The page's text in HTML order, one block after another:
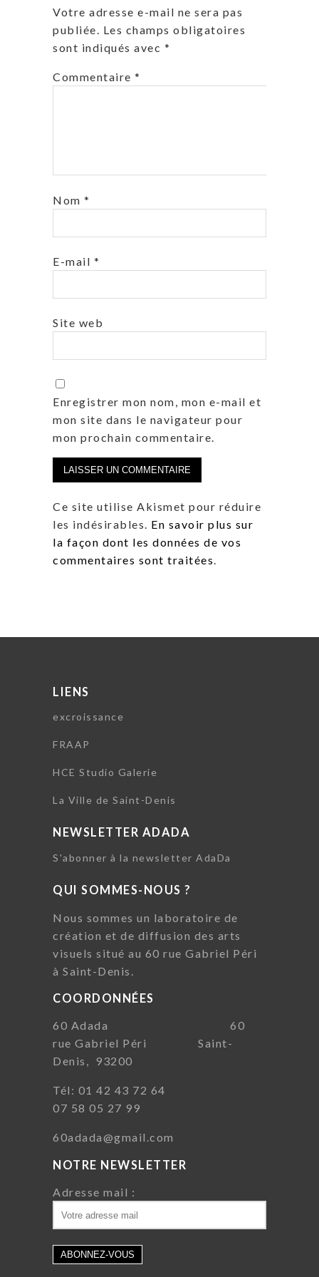
Votre adresse e-mail ne sera pas
publiée. Les champs obligatoires
sont indiqués avec *
Commentaire *
Nom *
E-mail *
Site web
Enregistrer mon nom, mon e-mail et
mon site dans le navigateur pour
mon prochain commentaire.
Ce site utilise Akismet pour réduire
les indésirables. En savoir plus sur
la façon dont les données de vos
commentaires sont traitées.
LIENS
excroissance
FRAAP
HCE Studio Galerie
La Ville de Saint-Denis
NEWSLETTER ADADA
S'abonner à la newsletter AdaDa
QUI SOMMES-NOUS ?
Nous sommes un laboratoire de
création et de diffusion des arts
visuels situé au 60 rue Gabriel Péri
à Saint-Denis.
COORDONNÉES
60 Adada 60
rue Gabriel Péri Saint-
Denis, 93200
Tél: 01 42 43 72 64
07 58 05 27 99
60adada@gmail.com
NOTRE NEWSLETTER
Adresse mail :